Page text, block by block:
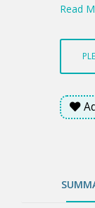
পুরুষ
কাল
তা
নিয়ে
Read